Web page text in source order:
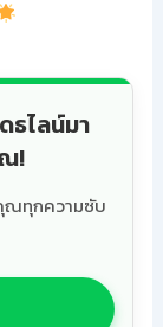
ธไลน์มา
!
ณทุกความซับ